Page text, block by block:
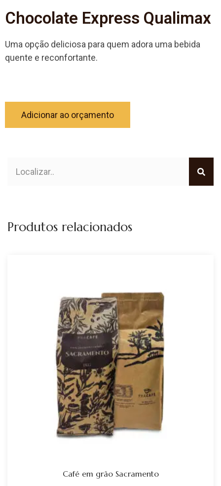
Chocolate Express Qualimax
Uma opção deliciosa para quem adora uma bebida
quente e reconfortante.
Adicionar ao orçamento
Produtos relacionados
Café em grão Sacramento